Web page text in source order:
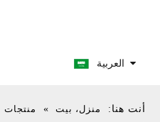
العربية
أنت هنا: منزل، بيت » منتجات